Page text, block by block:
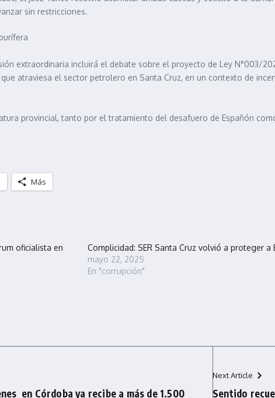
sin restricciones.
extraordinaria incluirá el debate sobre el proyecto de Ley N°003/
atraviesa el sector petrolero en Santa Cruz, en un contexto de
provincial, tanto por el tratamiento del desafuero de Españón
Más
oficialista en
Complicidad: SER Santa Cruz volvió a proteger a
mayo 22, 2025
En "corrupción"
en Córdoba ya recibe a más de 1.500
Next Article
Sentido